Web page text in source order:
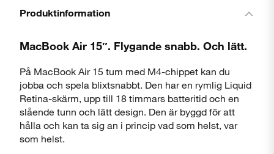
Produktinformation
MacBook Air 15″. Flygande snabb. Och lätt.
På MacBook Air 15 tum med M4-chippet kan du
jobba och spela blixtsnabbt. Den har en rymlig Liquid
Retina-skärm, upp till 18 timmars batteritid och en
slående tunn och lätt design. Den är byggd för att
hålla och kan ta sig an i princip vad som helst, var
som helst.